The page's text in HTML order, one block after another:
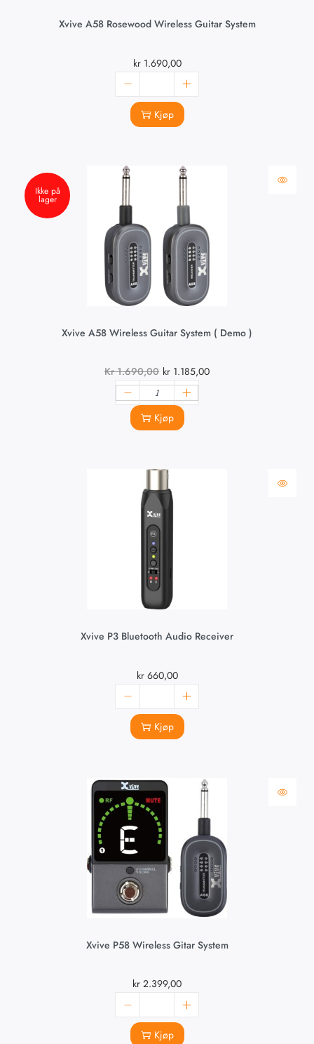
Xvive A58 Rosewood Wireless Guitar System
kr1.690,00
Kjøp
Ikke på
lager
Xvive A58 Wireless Guitar System ( Demo )
Kr1.690,00 kr 1.185,00
Kjøp
Xvive P3 Bluetooth Audio Receiver
kr660,00
Kjøp
Xvive P58 Wireless Gitar System
kr 2.399,00
Kjøp